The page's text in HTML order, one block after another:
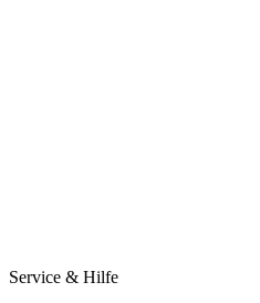
Service & Hilfe